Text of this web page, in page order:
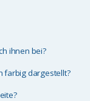
ihnen bei?
farbig dargestellt?